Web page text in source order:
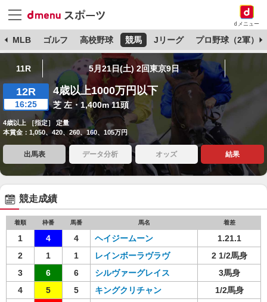
dメニュー
MLB ゴルフ 高校野球 競馬 Jリーグ プロ野球（2軍）
11R 5月21日(土) 2回東京9日
12R
16:25
4歳以上1000万円以下
芝 左・1,400m 11頭
4歳以上 ［指定］ 定量
本賞金：1,050、420、260、160、105万円
出馬表 データ分析 オッズ 結果
競走成績
着順 枠番 馬番 馬名 着差
1 4 4 ヘイジームーン
1.21.1
2
1 1 レインボーラヴラヴ
2 1/2馬身
3
6 6 シルヴァーグレイス
3馬身
4
5 5 キングクリチャン
1/2馬身